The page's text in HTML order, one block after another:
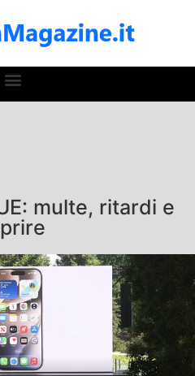
multe, ritardi e